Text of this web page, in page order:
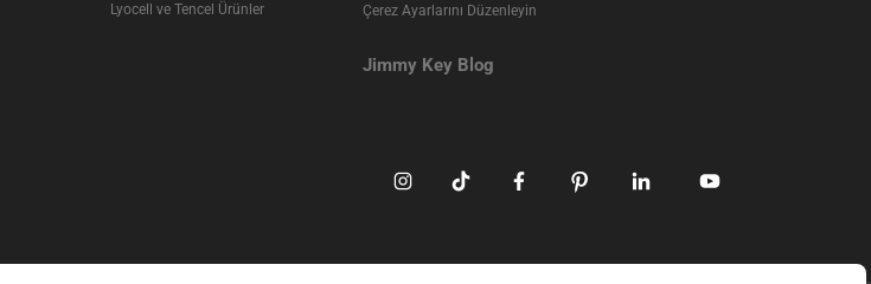
Lyocell ve Tencel Ürünler
Çerez Ayarlarını Düzenleyin
Jimmy Key Blog